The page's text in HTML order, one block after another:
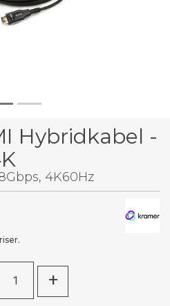
Hybridkabel -
4K60Hz
+